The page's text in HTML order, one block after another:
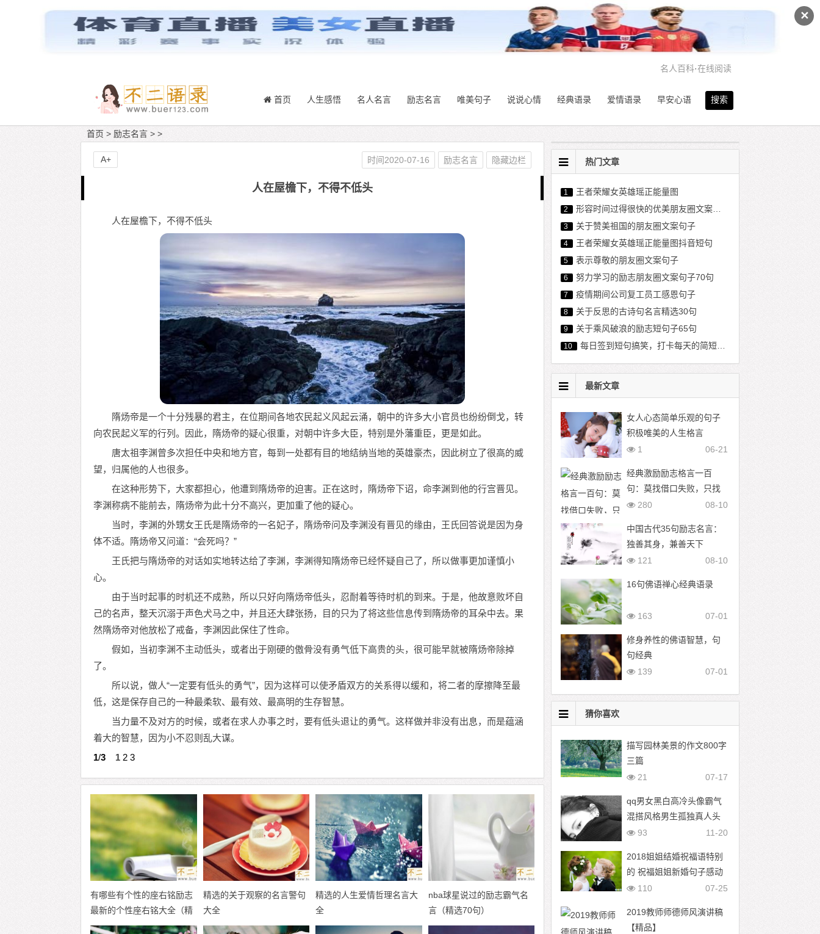
✕
名人百科·在线阅读
搜索
首页 人生感悟 名人名言 励志名言 唯美句子 说说心情 经典语录 爱情语录 早安心语
首页 > 励志名言 > >
人在屋檐下，不得不低头
人在屋檐下，不得不低头
隋炀帝是一个十分残暴的君主，在位期间各地农民起义风起云涌，朝中的许多大小官员也纷纷倒戈，转
向农民起义军的行列。因此，隋炀帝的疑心很重，对朝中许多大臣，特别是外藩重臣，更是如此。
唐太祖李渊曾多次担任中央和地方官，每到一处都有目的地结纳当地的英雄豪杰，因此树立了很高的威
望，归属他的人也很多。
在这种形势下，大家都担心，他遭到隋炀帝的迫害。正在这时，隋炀帝下诏，命李渊到他的行宫晋见。
李渊称病不能前去，隋炀帝为此十分不高兴，更加重了他的疑心。
当时，李渊的外甥女王氏是隋炀帝的一名妃子，隋炀帝问及李渊没有晋见的缘由，王氏回答说是因为身
体不适。隋炀帝又问道：“会死吗？”
王氏把与隋炀帝的对话如实地转达给了李渊，李渊得知隋炀帝已经怀疑自己了，所以做事更加谨慎小
心。
由于当时起事的时机还不成熟，所以只好向隋炀帝低头，忍耐着等待时机的到来。于是，他故意败坏自
己的名声，整天沉溺于声色犬马之中，并且还大肆张扬，目的只为了将这些信息传到隋炀帝的耳朵中去。果
然隋炀帝对他放松了戒备，李渊因此保住了性命。
假如，当初李渊不主动低头，或者出于刚硬的傲骨没有勇气低下高贵的头，很可能早就被隋炀帝除掉
了。
所以说，做人“一定要有低头的勇气”，因为这样可以使矛盾双方的关系得以缓和，将二者的摩擦降至最
低，这是保存自己的一种最柔软、最有效、最高明的生存智慧。
当力量不及对方的时候，或者在求人办事之时，要有低头退让的勇气。这样做并非没有出息，而是蕴涵
着大的智慧，因为小不忍则乱大谋。
1/3 1 2 3
时间2020-07-16 励志名言 隐藏边栏
A+
有哪些有个性的座右铭励志
最新的个性座右铭大全（精
选100句）
精选的关于观察的名言警句
大全
精选的人生爱情哲理名言大
全
nba球星说过的励志霸气名
言（精选70句）
热门文章
1 王者荣耀女英雄瑶正能量图
2 形容时间过得很快的优美朋友圈文案句子
3 关于赞美祖国的朋友圈文案句子
4 王者荣耀女英雄瑶正能量图抖音短句
5 表示尊敬的朋友圈文案句子
6 努力学习的励志朋友圈文案句子70句
7 疫情期间公司复工员工感恩句子
8 关于反思的古诗句名言精选30句
9 关于乘风破浪的励志短句子65句
10 每日签到短句搞笑，打卡每天的简短语句
最新文章
女人心态简单乐观的句子
积极唯美的人生格言
06-21
1
经典激励励志格言一百
句：莫找借口失败，只找
理由成功
08-10
280
中国古代35句励志名言：
独善其身，兼善天下
08-10
121
16句佛语禅心经典语录
07-01
163
修身养性的佛语智慧，句
句经典
07-01
139
猜你喜欢
描写园林美景的作文800字
三篇
07-17
21
qq男女黑白高冷头像霸气
混搭风格男生孤独真人头
像图片
11-20
93
2018姐姐结婚祝福语特别
的 祝福姐姐新婚句子感动
发朋友圈
07-25
110
2019教师师德师风演讲稿
【精品】